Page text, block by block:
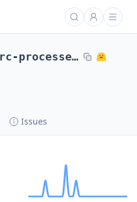
arc-barc-processed-direct-max4k-sftabsfullprobs-trl1e5bs512-1231-qwensols-2of8
Issues